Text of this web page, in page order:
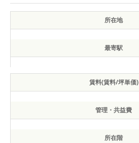
所在地
最寄駅
賃料(賃料/坪単価)
管理・共益費
所在階